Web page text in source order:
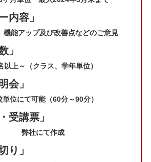
ー内容」
機能アップ及び改善点などのご意見
人数」
以上～（クラス、学年単位）
明会」
単位にて可能（60分～90分）
受講票」
弊社にて作成
切り」